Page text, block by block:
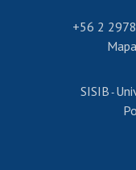
Postulación
+56 2
SISIB -